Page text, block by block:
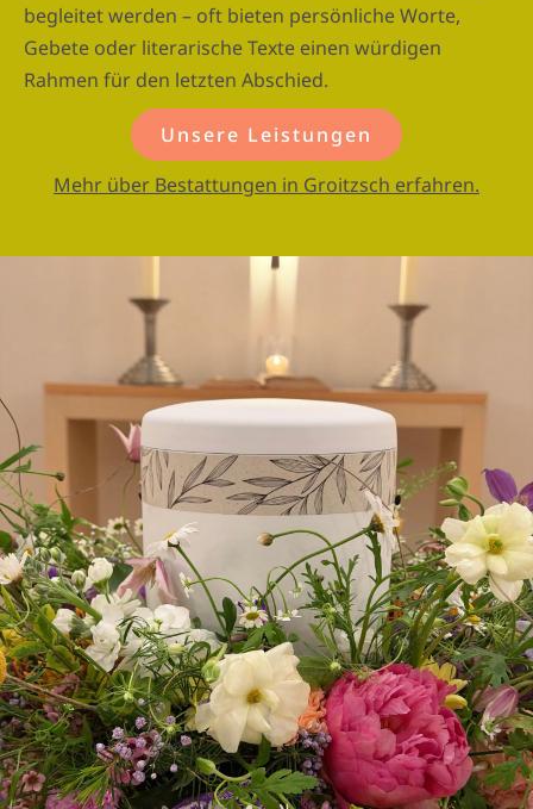
begleitet werden – oft bieten persönliche Worte,
Gebete oder literarische Texte einen würdigen
Rahmen für den letzten Abschied.
Unsere Leistungen
Mehr über Bestattungen in Groitzsch erfahren.